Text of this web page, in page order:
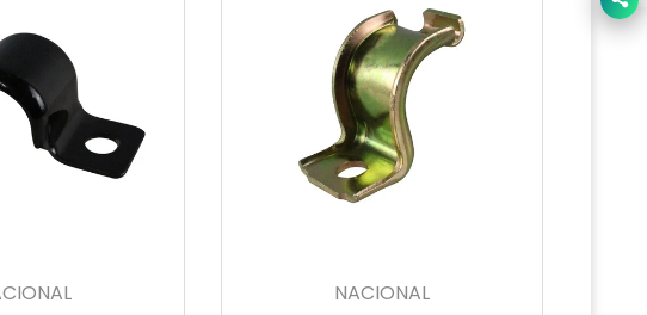
NACIONAL